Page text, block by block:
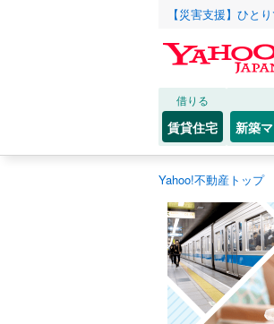
【災害支援】ひと
借りる
賃貸住宅 新築
Yahoo!不動産トップ